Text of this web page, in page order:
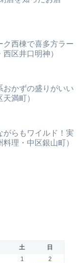
ク西棟で喜多方ラー
区井口明神）
おかずの盛りがいい
満町）
がらもワイルド！実
理・中区銀山町）
土
日
1
2